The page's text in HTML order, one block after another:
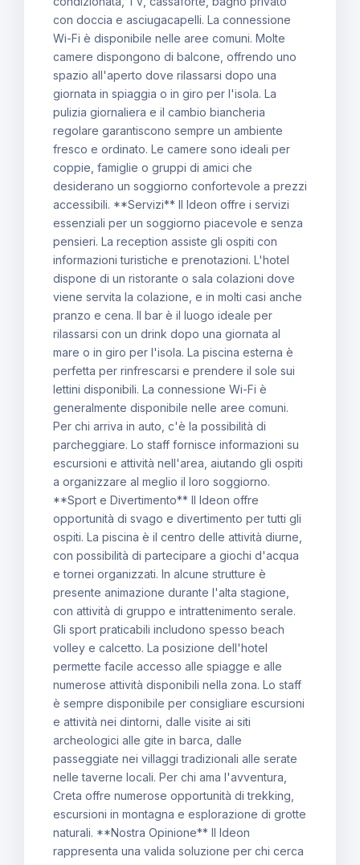
con doccia e asciugacapelli. La connessione
Wi-Fi è disponibile nelle aree comuni. Molte
camere dispongono di balcone, offrendo uno
spazio all'aperto dove rilassarsi dopo una
giornata in spiaggia o in giro per l'isola. La
pulizia giornaliera e il cambio biancheria
regolare garantiscono sempre un ambiente
fresco e ordinato. Le camere sono ideali per
coppie, famiglie o gruppi di amici che
desiderano un soggiorno confortevole a prezzi
accessibili. **Servizi** Il Ideon offre i servizi
essenziali per un soggiorno piacevole e senza
pensieri. La reception assiste gli ospiti con
informazioni turistiche e prenotazioni. L'hotel
dispone di un ristorante o sala colazioni dove
viene servita la colazione, e in molti casi anche
pranzo e cena. Il bar è il luogo ideale per
rilassarsi con un drink dopo una giornata al
mare o in giro per l'isola. La piscina esterna è
perfetta per rinfrescarsi e prendere il sole sui
lettini disponibili. La connessione Wi-Fi è
generalmente disponibile nelle aree comuni.
Per chi arriva in auto, c'è la possibilità di
parcheggiare. Lo staff fornisce informazioni su
escursioni e attività nell'area, aiutando gli ospiti
a organizzare al meglio il loro soggiorno.
**Sport e Divertimento** Il Ideon offre
opportunità di svago e divertimento per tutti gli
ospiti. La piscina è il centro delle attività diurne,
con possibilità di partecipare a giochi d'acqua
e tornei organizzati. In alcune strutture è
presente animazione durante l'alta stagione,
con attività di gruppo e intrattenimento serale.
Gli sport praticabili includono spesso beach
volley e calcetto. La posizione dell'hotel
permette facile accesso alle spiagge e alle
numerose attività disponibili nella zona. Lo staff
è sempre disponibile per consigliare escursioni
e attività nei dintorni, dalle visite ai siti
archeologici alle gite in barca, dalle
passeggiate nei villaggi tradizionali alle serate
nelle taverne locali. Per chi ama l'avventura,
Creta offre numerose opportunità di trekking,
escursioni in montagna e esplorazione di grotte
naturali. **Nostra Opinione** Il Ideon
rappresenta una valida soluzione per chi cerca